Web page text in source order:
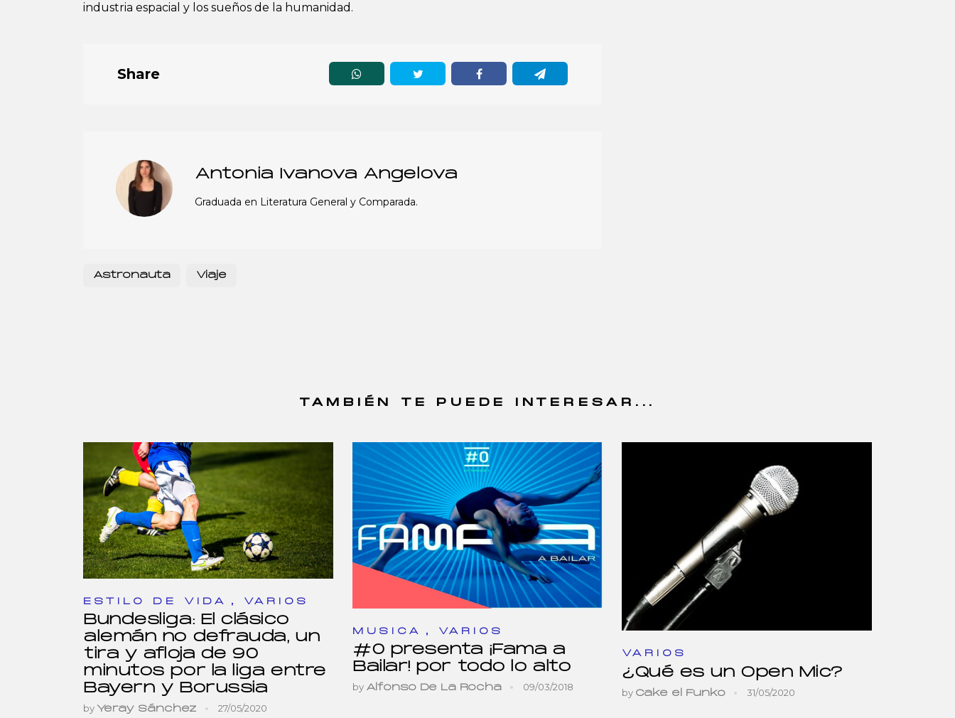
industria espacial y los sueños de la humanidad.
Share
Antonia Ivanova Angelova
Graduada en Literatura General y Comparada.
Astronauta Viaje
TAMBIÉN TE PUEDE INTERESAR...
ESTILO DE VIDA , VARIOS
Bundesliga: El clásico
alemán no defrauda, un
tira y afloja de 90
minutos por la liga entre
Bayern y Borussia
by Yeray Sánchez 27/05/2020
MUSICA , VARIOS
#0 presenta ¡Fama a
Bailar! por todo lo alto
by Alfonso De La Rocha 09/03/2018
VARIOS
¿Qué es un Open Mic?
by Cake el Funko 31/05/2020